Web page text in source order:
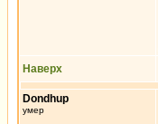
Наверх
Dondhup
умер